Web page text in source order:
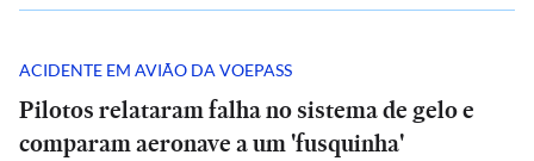
ACIDENTE EM AVIÃO DA VOEPASS
Pilotos relataram falha no sistema de gelo e
comparam aeronave a um 'fusquinha'